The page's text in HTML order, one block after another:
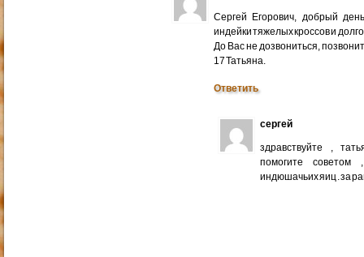
Сергей Егорович, добрый
индейки тяжелых кроссов и
До Вас не дозвониться,
17 Татьяна.
Ответить
сергей
здравствуйте ,
помогите
индюшачьих яиц . за